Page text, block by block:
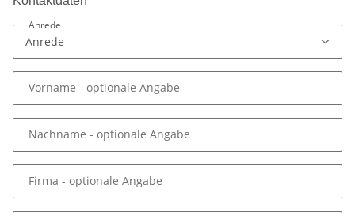
Anrede
Vorname - optionale Angabe
Nachname - optionale Angabe
Firma - optionale Angabe